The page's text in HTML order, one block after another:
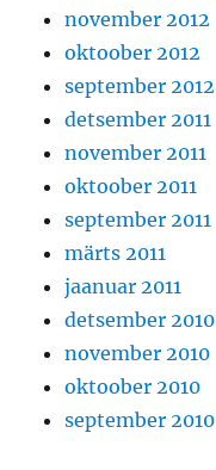
november 2012
oktoober 2012
september 2012
detsember 2011
november 2011
oktoober 2011
september 2011
märts 2011
jaanuar 2011
detsember 2010
november 2010
oktoober 2010
september 2010